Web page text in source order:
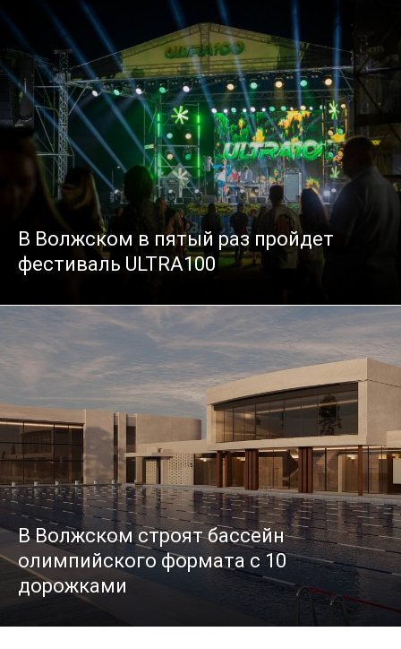
В Волжском в пятый раз пройдет
фестиваль ULTRA100
В Волжском строят бассейн
олимпийского формата с 10
дорожками